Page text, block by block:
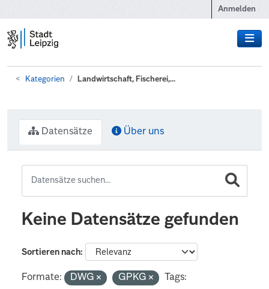
Anmelden
Kategorien Landwirtschaft, Fischerei,...
Datensätze Über uns
Keine Datensätze gefunden
Sortieren nach
Formate: DWG GPKG
Tags: